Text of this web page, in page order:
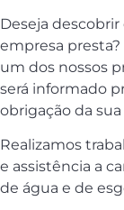
Deseja descobrir
empresa
um dos nossos
será informado
obrigação da
Realizamos
e assistência a
de água e de